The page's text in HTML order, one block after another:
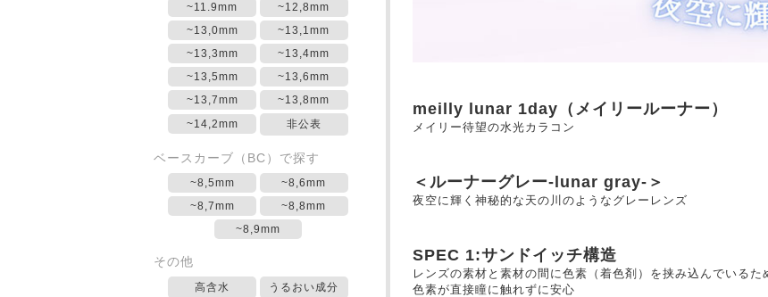
~11.9mm
~12,8mm
~13,0mm
~13,1mm
~13,3mm
~13,4mm
~13,5mm
~13,6mm
~13,7mm
~13,8mm
~14,2mm
非公表
ベースカーブ（BC）で探す
~8,5mm
~8,6mm
~8,7mm
~8,8mm
~8,9mm
その他
高含水 うるおい成分
meilly lunar 1day（メイリールーナー）
メイリー待望の水光カラコン
＜ルーナーグレー-lunar gray-＞
夜空に輝く神秘的な天の川のようなグレーレンズ
SPEC 1:サンドイッチ構造
レンズの素材と素材の間に色素（着色剤）を挟み込んでいるた
色素が直接瞳に触れずに安心